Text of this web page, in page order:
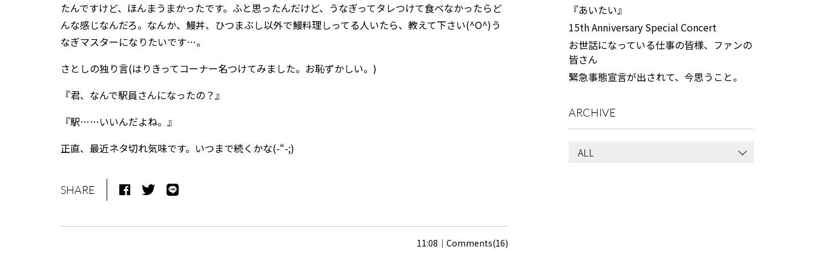
たんですけど、ほんまうまかったです。ふと思ったんだけど、うなぎってタレつけて食べなかったらど
んな感じなんだろ。なんか、鰻丼、ひつまぶし以外で鰻料理しってる人いたら、教えて下さい(^O^)う
なぎマスターになりたいです…。
さとしの独り言(はりきってコーナー名つけてみました。お恥ずかしい。)
『君、なんで駅員さんになったの？』
『駅……いいんだよね。』
正直、最近ネタ切れ気味です。いつまで続くかな(-“-;)
SHARE
11:08 Comments(16)
『あいたい』
15th Anniversary Special Concert
お世話になっている仕事の皆様、ファンの
皆さん
緊急事態宣言が出されて、今思うこと。
ARCHIVE
ALL